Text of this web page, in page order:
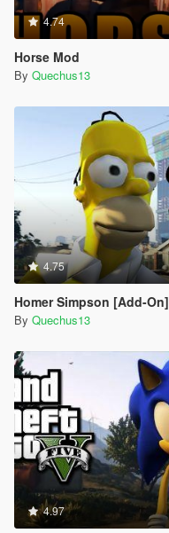
4.74
Horse Mod
By Quechus13
4.75
Homer Simpson [Add-On]
By Quechus13
4.97